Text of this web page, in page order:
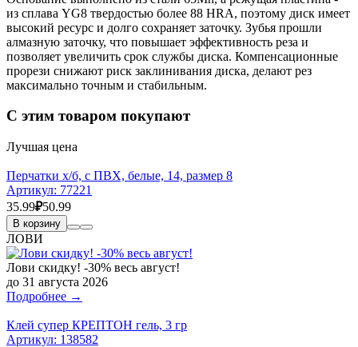
из сплава YG8 твердостью более 88 HRA, поэтому диск имеет
высокий ресурс и долго сохраняет заточку. Зубья прошли
алмазную заточку, что повышает эффективность реза и
позволяет увеличить срок службы диска. Компенсационные
прорези снижают риск заклинивания диска, делают рез
максимально точным и стабильным.
С этим товаром покупают
Лучшая цена
Перчатки х/б, с ПВХ, белые, 14, размер 8
Артикул: 77221
35.99₽50.99
В корзину
ЛОВИ
Лови скидку! -30% весь август!
до 31 августа 2026
Подробнее →
Клей супер КРЕПТОН гель, 3 гр
Артикул: 138582